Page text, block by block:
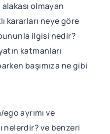
olmayan
kararları neye göre
ilgisi nedir?
katmanları
başımıza ne gibi
ayrımı ve
nelerdir? ve benzeri